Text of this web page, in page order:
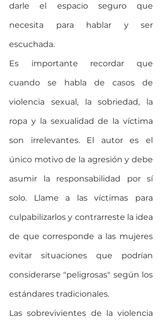
darle el espacio seguro que
necesita para hablar y ser
escuchada.
Es importante recordar que
cuando se habla de casos de
violencia sexual, la sobriedad, la
ropa y la sexualidad de la víctima
son irrelevantes. El autor es el
único motivo de la agresión y debe
asumir la responsabilidad por sí
solo. Llame a las víctimas para
culpabilizarlos y contrarreste la idea
de que corresponde a las mujeres
evitar situaciones que podrían
considerarse "peligrosas" según los
estándares tradicionales.
Las sobrevivientes de la violencia